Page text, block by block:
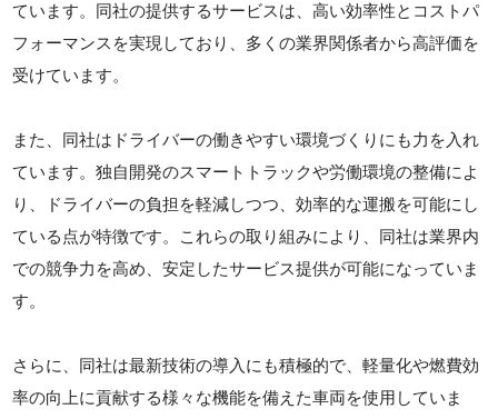
ています。同社の提供するサービスは、高い効率性とコストパ
フォーマンスを実現しており、多くの業界関係者から高評価を
受けています。
また、同社はドライバーの働きやすい環境づくりにも力を入れ
ています。独自開発のスマートトラックや労働環境の整備によ
り、ドライバーの負担を軽減しつつ、効率的な運搬を可能にし
ている点が特徴です。これらの取り組みにより、同社は業界内
での競争力を高め、安定したサービス提供が可能になっていま
す。
さらに、同社は最新技術の導入にも積極的で、軽量化や燃費効
率の向上に貢献する様々な機能を備えた車両を使用していま